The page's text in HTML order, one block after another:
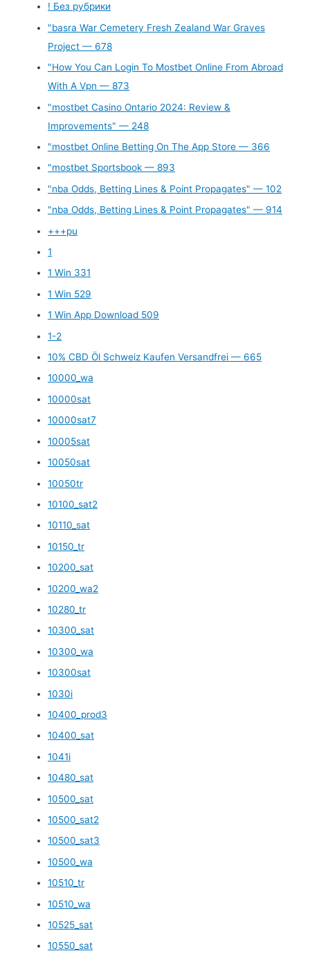
! Без рубрики
"basra War Cemetery Fresh Zealand War Graves
Project — 678
"How You Can Login To Mostbet Online From Abroad
With A Vpn — 873
"mostbet Casino Ontario 2024: Review &
Improvements" — 248
"‎mostbet Online Betting On The App Store — 366
"mostbet Sportsbook — 893
"nba Odds, Betting Lines & Point Propagates" — 102
"nba Odds, Betting Lines & Point Propagates" — 914
+++pu
1
1 Win 331
1 Win 529
1 Win App Download 509
1-2
10% CBD Öl Schweiz Kaufen Versandfrei — 665
10000_wa
10000sat
10000sat7
10005sat
10050sat
10050tr
10100_sat2
10110_sat
10150_tr
10200_sat
10200_wa2
10280_tr
10300_sat
10300_wa
10300sat
1030i
10400_prod3
10400_sat
1041i
10480_sat
10500_sat
10500_sat2
10500_sat3
10500_wa
10510_tr
10510_wa
10525_sat
10550_sat